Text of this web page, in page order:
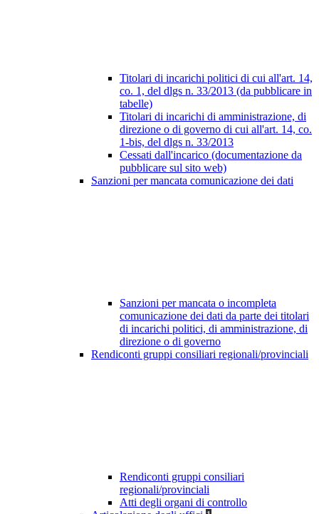
Titolari di incarichi politici di cui all'art. 14,
co. 1, del dlgs n. 33/2013 (da pubblicare in
tabelle)
Titolari di incarichi di amministrazione, di
direzione o di governo di cui all'art. 14, co.
1-bis, del dlgs n. 33/2013
Cessati dall'incarico (documentazione da
pubblicare sul sito web)
Sanzioni per mancata comunicazione dei dati
Sanzioni per mancata o incompleta
comunicazione dei dati da parte dei titolari
di incarichi politici, di amministrazione, di
direzione o di governo
Rendiconti gruppi consiliari regionali/provinciali
Rendiconti gruppi consiliari
regionali/provinciali
Atti degli organi di controllo